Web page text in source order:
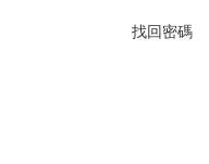
找回密碼